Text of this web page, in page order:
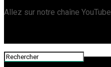
Allez sur notre chaîne YouTube